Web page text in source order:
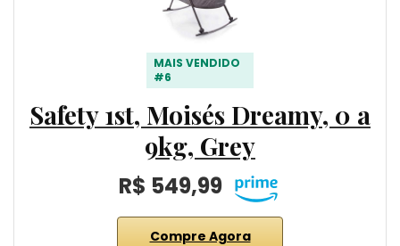
MAIS VENDIDO
#6
Safety 1st, Moisés Dreamy, 0 a
9kg, Grey
R$ 549,99
Compre Agora